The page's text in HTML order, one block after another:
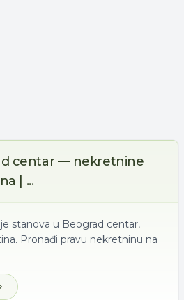
centar — nekretnine
| ...
stanova u Beograd centar,
Pronađi pravu nekretninu na